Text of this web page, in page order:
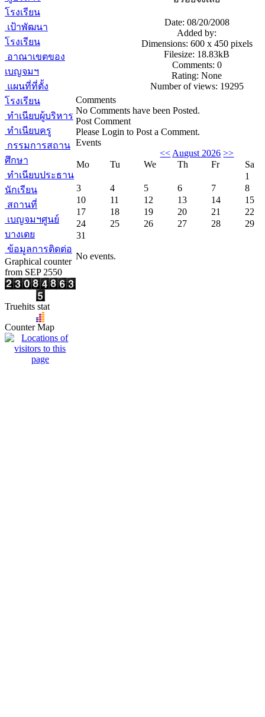
โรงเรียน
เป้าพัฒนา
โรงเรียน
อาณาเขตของ
เบญจมฯ
แผนที่ที่ตั้ง
โรงเรียน
ทำเนียบผู้บริหาร
ทำเนียบครู
กรรมการสถาน
ศึกษา
ทำเนียบประธาน
นักเรียน
สถานที่
เบญจมฯศูนย์
บางเตย
ข้อมูลการติดต่อ
Graphical counter
from SEP 2550
Truehits stat
Counter Map
Date: 08/20/2008
Added by:
Dimensions: 600 x 450 pixels
Filesize: 18.83kB
Comments: 0
Rating: None
Number of views: 19295
Comments
No Comments have been Posted.
Post Comment
Please Login to Post a Comment.
Events
<< August 2026 >>
Mo
Tu We Th Fr
Sa
1
3
4 5 6 7
8
10
11 12 13 14
15
17
18 19 20 21
22
24
25 26 27 28
29
31
No events.